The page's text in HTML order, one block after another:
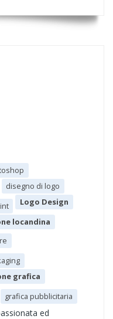
disegno di logo
Logo Design
locandina
grafica
grafica pubblicitaria
ed